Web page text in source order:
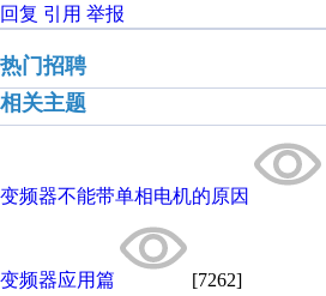
回复 引用 举报
热门招聘
相关主题
变频器不能带单相电机的原因
变频器应用篇 [7262]